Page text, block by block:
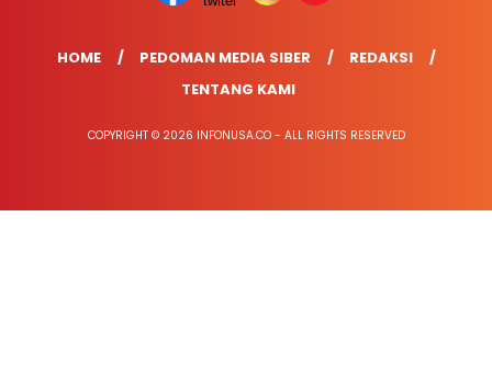
HOME PEDOMAN MEDIA SIBER
REDAKSI
TENTANG KAMI
COPYRIGHT © 2026 INFONUSA.CO - ALL RIGHTS RESERVED